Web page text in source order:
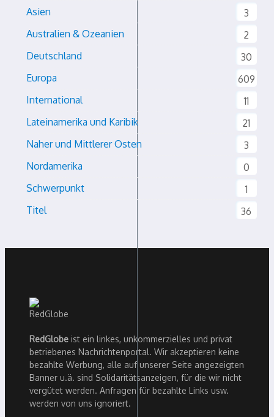
Asien
3
Australien & Ozeanien
2
Deutschland
30
Europa
609
International
11
Lateinamerika und Karibik
21
Naher und Mittlerer Osten
3
Nordamerika
0
Schwerpunkt
1
Titel
36
RedGlobe ist ein linkes, unkommerzielles und privat
betriebenes Nachrichtenportal. Wir akzeptieren keine
bezahlte Werbung, alle auf unserer Seite angezeigten
Banner u.ä. sind Solidaritätsanzeigen, für die wir nicht
vergütet werden. Anfragen für bezahlte Links usw.
werden von uns ignoriert.